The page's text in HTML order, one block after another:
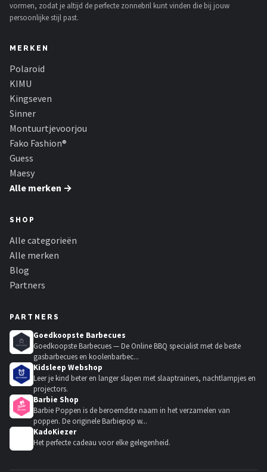
vormen, zodat je altijd de perfecte zonnebril kunt vinden die bij jouw
persoonlijke stijl past.
MERKEN
Polaroid
KIMU
Kingseven
Sinner
Montuurtjevoorjou
Fako Fashion®
Guess
Maesy
Alle merken →
SHOP
Alle categorieën
Alle merken
Blog
Partners
PARTNERS
Goedkoopste Barbecues
Goedkoopste Barbecues — De Online BBQ specialist met de beste
gasbarbecues en koolenbarbec...
Kidsleep Webshop
Leer je kind beter en langer slapen met slaaptrainers, nachtlampjes en
projectors.
Barbie Shop
Barbie Poppen is de beroemdste naam in het verzamelen van
poppen. De originele Barbiepop w...
KadoKiezer
Het perfecte cadeau voor elke gelegenheid.